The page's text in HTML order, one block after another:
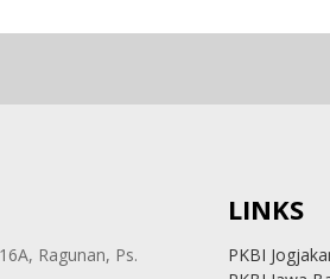
Ragunan, Ps.
LINKS
PKBI